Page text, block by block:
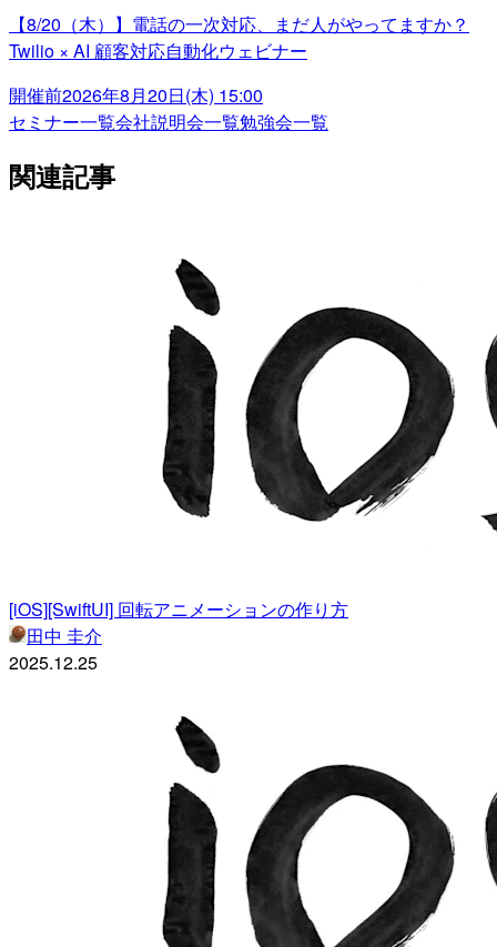
【8/20（木）】電話の一次対応、まだ人がやってますか？
Twilio × AI 顧客対応自動化ウェビナー
開催前2026年8月20日(木) 15:00
セミナー一覧会社説明会一覧勉強会一覧
関連記事
[iOS][SwiftUI] 回転アニメーションの作り方
田中 圭介
2025.12.25